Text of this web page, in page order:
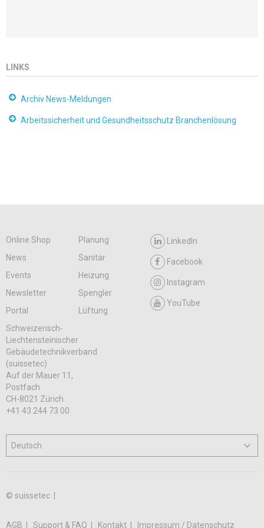
LINKS
Archiv News-Meldungen
Arbeitssicherheit und Gesundheitsschutz Branchenlösung
Online Shop
Planung
News
Sanitär
Events
Heizung
Newsletter
Spengler
Portal
Lüftung
LinkedIn
Facebook
Instagram
YouTube
Schweizerisch-
Liechtensteinischer
Gebäudetechnikverband
(suissetec)
Auf der Mauer 11,
Postfach
CH-8021 Zürich
+41 43 244 73 00
© suissetec |
AGB Support & FAQ Kontakt Impressum / Datenschutz